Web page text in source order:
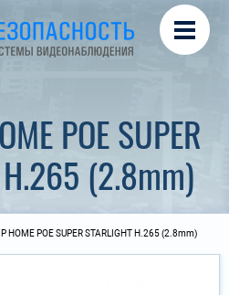
периметра
POE SUPER
H.265 (2.8mm)
HOME POE SUPER STARLIGHT H.265 (2.8mm)